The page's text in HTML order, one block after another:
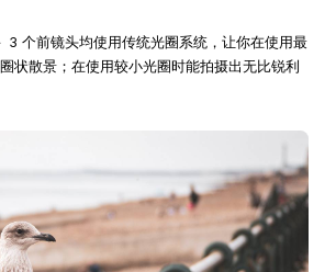
3 个前镜头均使用传统光圈系统，让你在使用最
状散景；在使用较小光圈时能拍摄出无比锐利